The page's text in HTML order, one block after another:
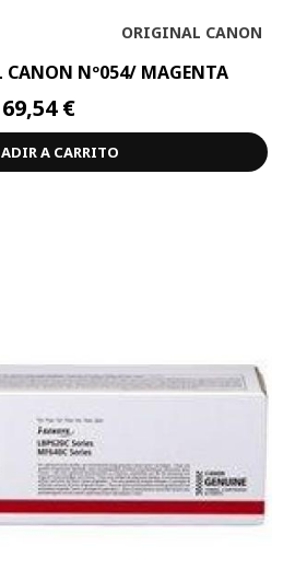
ORIGINAL CANON
CANON Nº054/ MAGENTA
69,54 €
A CARRITO